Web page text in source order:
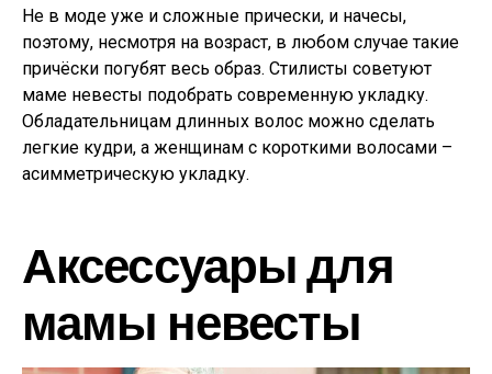
Не в моде уже и сложные прически, и начесы,
поэтому, несмотря на возраст, в любом случае такие
причёски погубят весь образ. Стилисты советуют
маме невесты подобрать современную укладку.
Обладательницам длинных волос можно сделать
легкие кудри, а женщинам с короткими волосами –
асимметрическую укладку.
Аксессуары для
мамы невесты